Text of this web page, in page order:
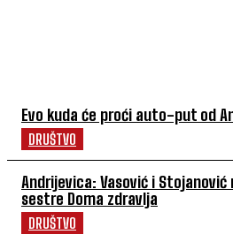
Evo kuda će proći auto-put od
DRUŠTVO
Andrijevica: Vasović i
sestre Doma zdravlja
DRUŠTVO